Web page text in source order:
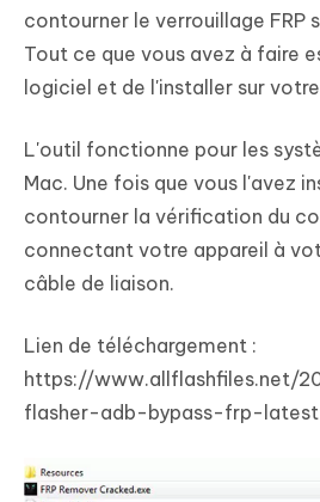
contourner le verrouillage FRP
Tout ce que vous avez à faire
logiciel et de l'installer sur
L'outil fonctionne pour les
Mac. Une fois que vous l'avez
contourner la vérification du
connectant votre appareil à
câble de liaison.
Lien de téléchargement :
https://www.allflashfiles.net/
flasher-adb-bypass-frp-